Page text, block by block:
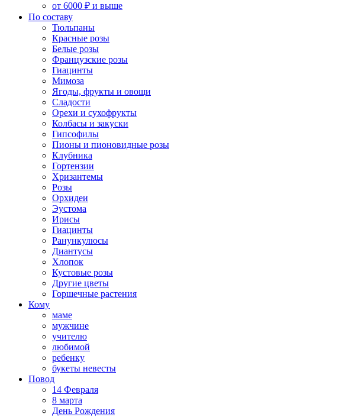
от 6000 ₽ и выше
По составу
Тюльпаны
Красные розы
Белые розы
Французские розы
Гиацинты
Мимоза
Ягоды, фрукты и овощи
Сладости
Орехи и сухофрукты
Колбасы и закуски
Гипсофилы
Пионы и пионовидные розы
Клубника
Гортензии
Хризантемы
Розы
Орхидеи
Эустома
Ирисы
Гиацинты
Ранункулюсы
Диантусы
Хлопок
Кустовые розы
Другие цветы
Горшечные растения
Кому
маме
мужчине
учителю
любимой
ребенку
букеты невесты
Повод
14 Февраля
8 марта
День Рождения